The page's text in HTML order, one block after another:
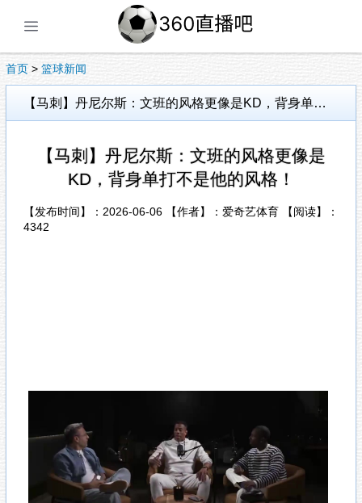
首页 > 篮球新闻
【马刺】丹尼尔斯：文班的风格更像是KD，背身单打不是他的风格！
【马刺】丹尼尔斯：文班的风格更像是
KD，背身单打不是他的风格！
【发布时间】：2026-06-06 【作者】：爱奇艺体育 【阅读】：
4342